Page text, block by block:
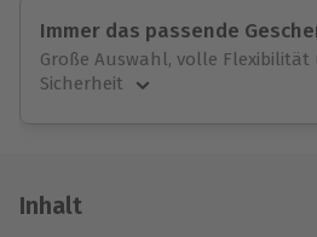
Immer das passende
Große Auswahl, volle Flexibilität
Sicherheit
Jeder Gutschein für alle
Inhalt